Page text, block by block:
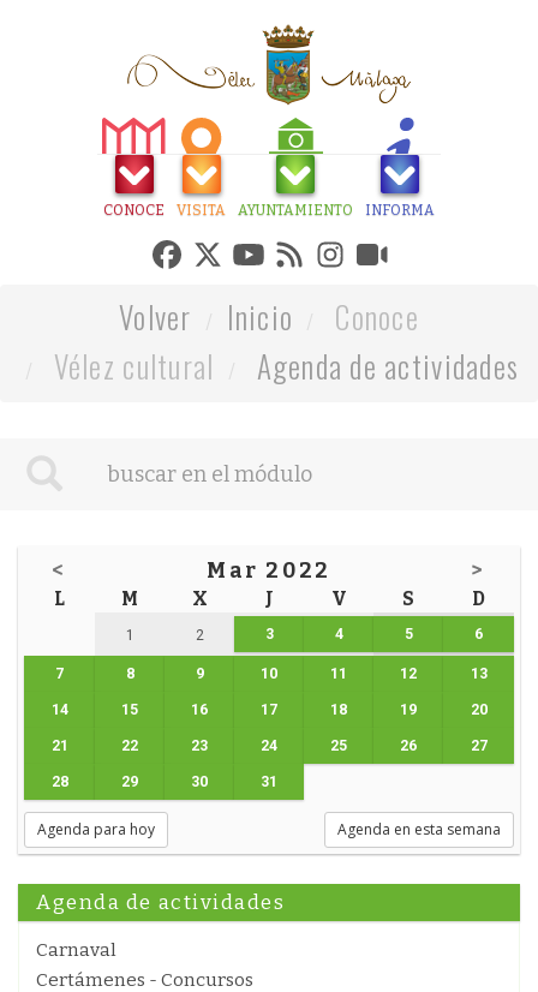
CONOCE VISITA AYUNTAMIENTO INFORMA
Volver Inicio
Conoce
Vélez cultural
Agenda de actividades
< Mar 2022 >
L M X J V S D
1 2 3 4 5 6
7 8 9 10 11 12 13
14 15 16 17 18 19 20
21 22 23 24 25 26 27
28 29 30 31
Agenda para hoy Agenda en esta semana
Agenda de actividades
Carnaval
Certámenes - Concursos